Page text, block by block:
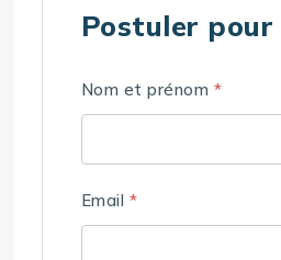
Postuler pour
Nom et prénom *
Email *